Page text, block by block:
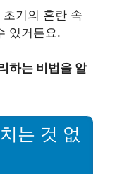
기의 혼란 속
있거든요.
하는 비법을 알
는 것 없